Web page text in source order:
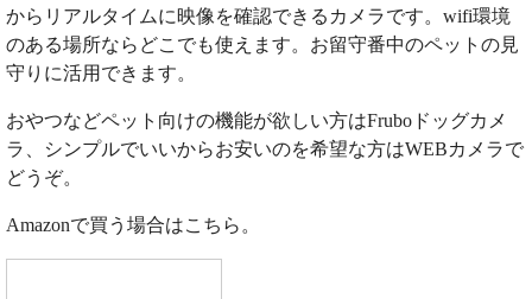
からリアルタイムに映像を確認できるカメラです。wifi環境
のある場所ならどこでも使えます。お留守番中のペットの見
守りに活用できます。
おやつなどペット向けの機能が欲しい方はFruboドッグカメ
ラ、シンプルでいいからお安いのを希望な方はWEBカメラで
どうぞ。
Amazonで買う場合はこちら。